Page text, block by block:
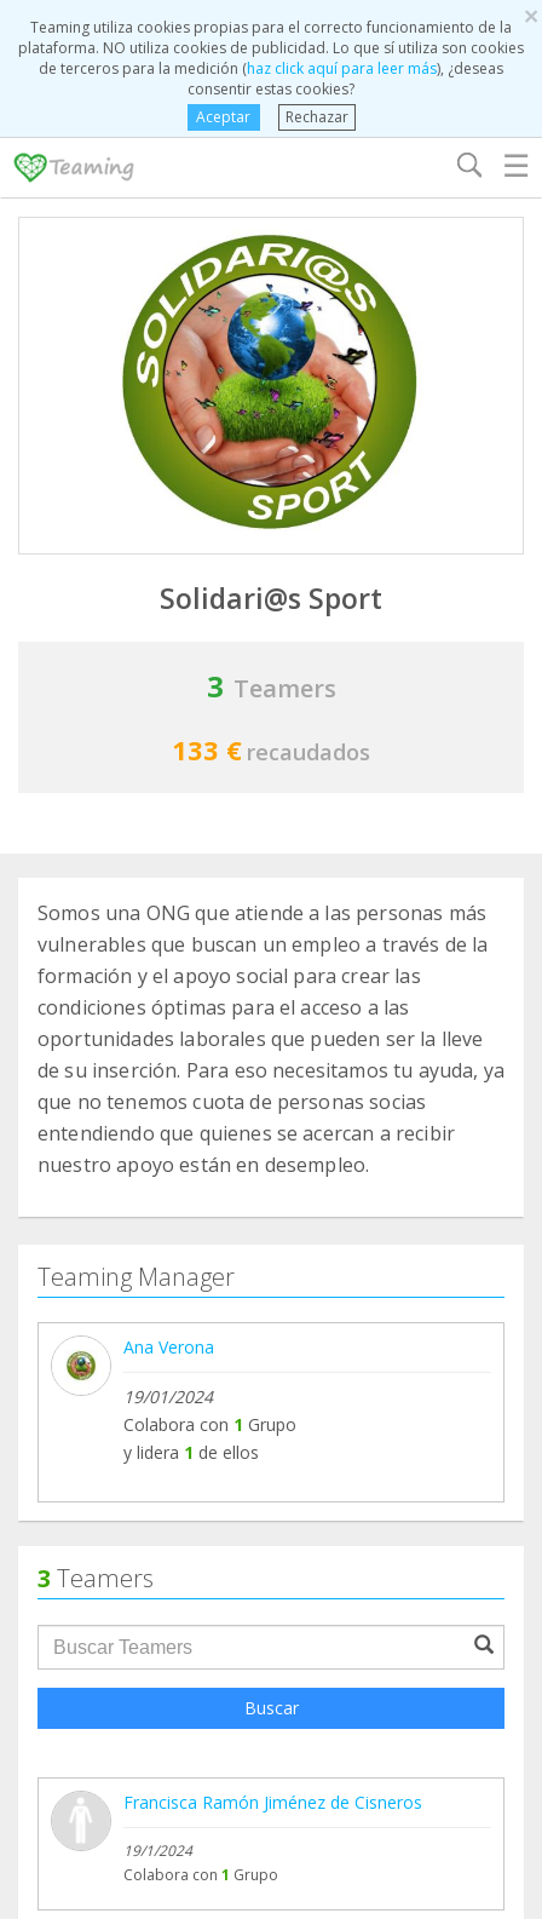
×
Teaming utiliza cookies propias para el correcto funcionamiento de la
plataforma. NO utiliza cookies de publicidad. Lo que sí utiliza son cookies
de terceros para la medición (haz click aquí para leer más), ¿deseas
consentir estas cookies?
Aceptar
Rechazar
☰
Solidari@s Sport
3 Teamers
133 € recaudados
Somos una ONG que atiende a las personas más
vulnerables que buscan un empleo a través de la
formación y el apoyo social para crear las
condiciones óptimas para el acceso a las
oportunidades laborales que pueden ser la lleve
de su inserción. Para eso necesitamos tu ayuda, ya
que no tenemos cuota de personas socias
entendiendo que quienes se acercan a recibir
nuestro apoyo están en desempleo.
Teaming Manager
Ana Verona
19/01/2024
Colabora con 1 Grupo
y lidera 1 de ellos
3 Teamers
groupProfile.searchForm.search.text???
Buscar
Francisca Ramón Jiménez de Cisneros
19/1/2024
Colabora con 1 Grupo